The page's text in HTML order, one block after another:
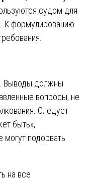
судом для
К формулированию
Выводы должны
вопросы, не
Следует
быть»,
могут подорвать
на все